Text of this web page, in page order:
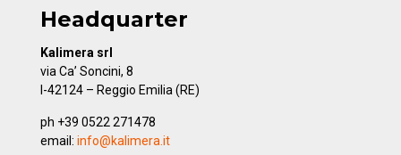
Headquarter
Kalimera srl
via Ca’ Soncini, 8
I-42124 – Reggio Emilia (RE)
ph +39 0522 271478
email: info@kalimera.it